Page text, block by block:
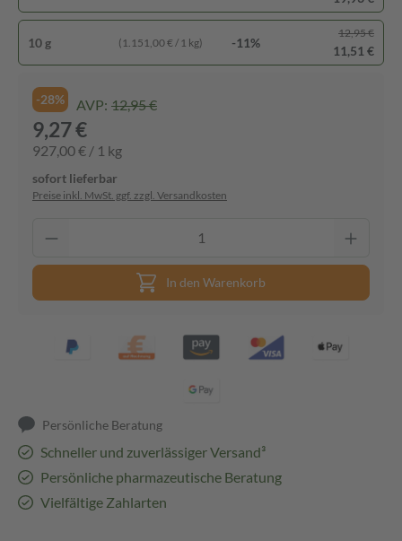
10 g (1.151,00 € / 1 kg) -11%
12,95 €
11,51 €
-28% AVP: 12,95 €
9,27 €
927,00 € / 1 kg
sofort lieferbar
Preise inkl. MwSt. ggf. zzgl. Versandkosten
In den Warenkorb
Persönliche Beratung
Schneller und zuverlässiger Versand³
Persönliche pharmazeutische Beratung
Vielfältige Zahlarten